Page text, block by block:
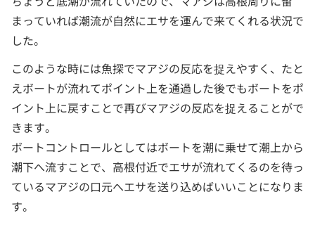
まっていれば潮流が自然にエサを運んで来てくれる状況で
した。
このような時には魚探でマアジの反応を捉えやすく、たと
えボートが流れてポイント上を通過した後でもボートをポ
イント上に戻すことで再びマアジの反応を捉えることがで
きます。
ボートコントロールとしてはボートを潮に乗せて潮上から
潮下へ流すことで、高根付近でエサが流れてくるのを待っ
ているマアジの口元へエサを送り込めばいいことになりま
す。